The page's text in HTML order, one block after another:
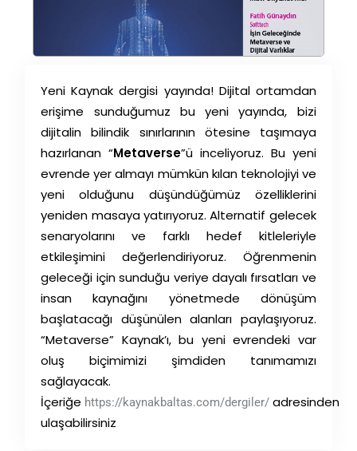
Yeni Kaynak dergisi yayında! Dijital ortamdan
erişime sunduğumuz bu yeni yayında, bizi
dijitalin bilindik sınırlarının ötesine taşımaya
hazırlanan “Metaverse”ü inceliyoruz. Bu yeni
evrende yer almayı mümkün kılan teknolojiyi ve
yeni olduğunu düşündüğümüz özelliklerini
yeniden masaya yatırıyoruz. Alternatif gelecek
senaryolarını ve farklı hedef kitleleriyle
etkileşimini değerlendiriyoruz. Öğrenmenin
geleceği için sunduğu veriye dayalı fırsatları ve
insan kaynağını yönetmede dönüşüm
başlatacağı düşünülen alanları paylaşıyoruz.
“Metaverse” Kaynak’ı, bu yeni evrendeki var
oluş biçimimizi şimdiden tanımamızı
sağlayacak.
İçeriğe https://kaynakbaltas.com/dergiler/ adresinden
ulaşabilirsiniz